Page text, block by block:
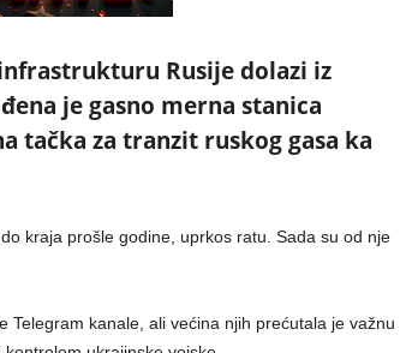
Rusije dolazi iz
je gasno merna stanica
tačka za tranzit ruskog gasa ka
kraja prošle godine, uprkos ratu. Sada su od nje
kanale, ali većina njih prećutala je važnu